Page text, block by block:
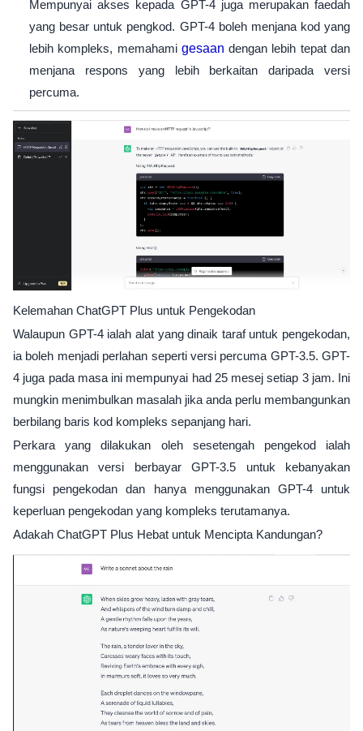
Mempunyai akses kepada GPT-4 juga merupakan faedah
yang besar untuk pengkod. GPT-4 boleh menjana kod yang
lebih kompleks, memahami gesaan dengan lebih tepat dan
menjana respons yang lebih berkaitan daripada versi
percuma.
Kelemahan ChatGPT Plus untuk Pengekodan
Walaupun GPT-4 ialah alat yang dinaik taraf untuk pengekodan,
ia boleh menjadi perlahan seperti versi percuma GPT-3.5. GPT-
4 juga pada masa ini mempunyai had 25 mesej setiap 3 jam. Ini
mungkin menimbulkan masalah jika anda perlu membangunkan
berbilang baris kod kompleks sepanjang hari.
Perkara yang dilakukan oleh sesetengah pengekod ialah
menggunakan versi berbayar GPT-3.5 untuk kebanyakan
fungsi pengekodan dan hanya menggunakan GPT-4 untuk
keperluan pengekodan yang kompleks terutamanya.
Adakah ChatGPT Plus Hebat untuk Mencipta Kandungan?